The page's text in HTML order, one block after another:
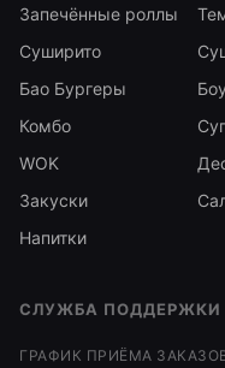
Запечённые роллы
Суширито
Бао Бургеры
Комбо
WOK
Закуски
Напитки
СЛУЖБА ПОДДЕРЖКИ
ГРАФИК ПРИЁМА